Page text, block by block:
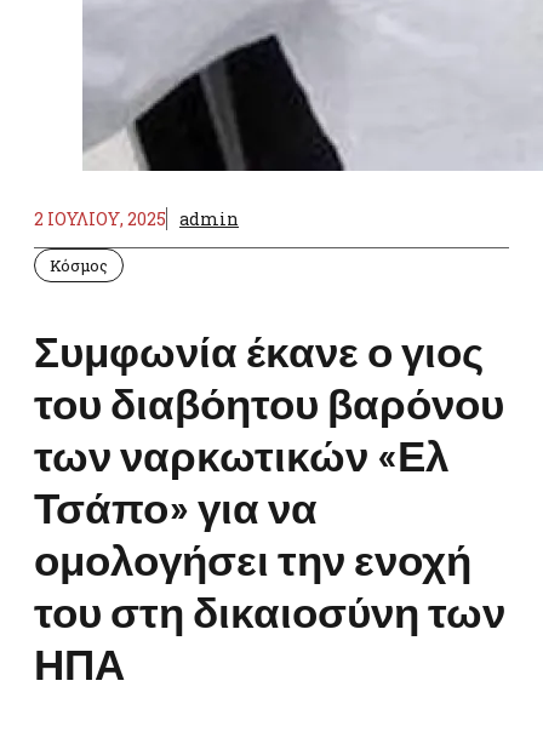
2 ΙΟΥΛΊΟΥ, 2025 admin
Κόσμος
Συμφωνία έκανε ο γιος
του διαβόητου βαρόνου
των ναρκωτικών «Ελ
Τσάπο» για να
ομολογήσει την ενοχή
του στη δικαιοσύνη των
ΗΠΑ